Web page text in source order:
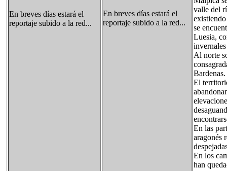
En breves días estará el
reportaje subido a la red...
En breves días estará el
reportaje subido a la red...
valle del
se
Luesia,
Al norte
El
En las
aragonés
En los
han